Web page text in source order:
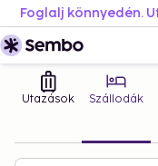
Utazások Szállodák